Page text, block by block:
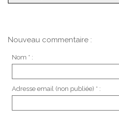
Nouveau commentaire :
Nom * :
Adresse email (non publiée) * :